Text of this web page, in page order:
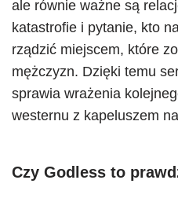
ale równie ważne są
katastrofie i pytanie, kto
rządzić miejscem, które
mężczyzn. Dzięki temu
sprawia wrażenia
westernu z kapeluszem
Czy Godless to